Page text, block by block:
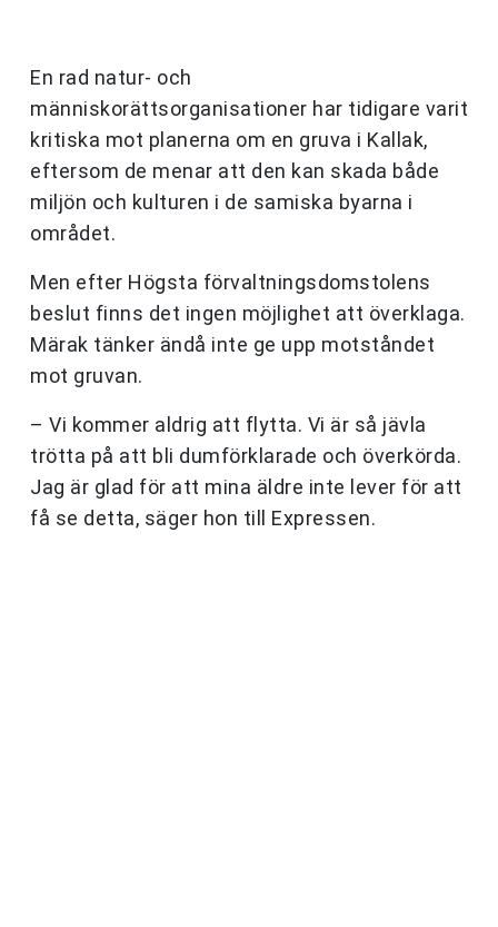
En rad natur- och
människorättsorganisationer har tidigare varit
kritiska mot planerna om en gruva i Kallak,
eftersom de menar att den kan skada både
miljön och kulturen i de samiska byarna i
området.
Men efter Högsta förvaltningsdomstolens
beslut finns det ingen möjlighet att överklaga.
Märak tänker ändå inte ge upp motståndet
mot gruvan.
– Vi kommer aldrig att flytta. Vi är så jävla
trötta på att bli dumförklarade och överkörda.
Jag är glad för att mina äldre inte lever för att
få se detta, säger hon till Expressen.